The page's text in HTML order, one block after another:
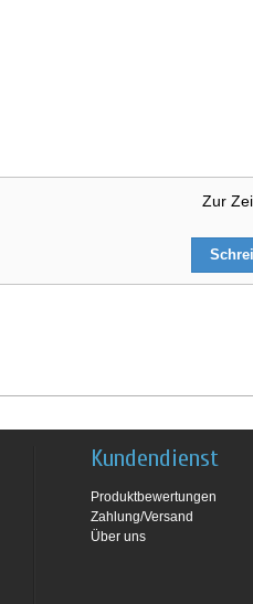
Zur
Kundendienst
Produktbewertungen
Zahlung/Versand
Über uns